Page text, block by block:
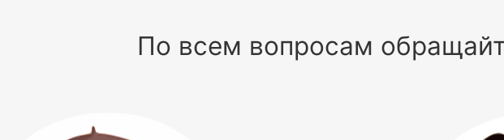
По всем вопросам